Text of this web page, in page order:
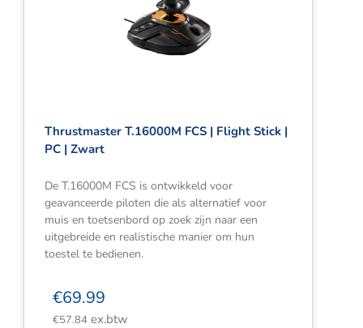
Thrustmaster T.16000M FCS | Flight Stick |
PC | Zwart
De T.16000M FCS is ontwikkeld voor
geavanceerde piloten die als alternatief voor
muis en toetsenbord op zoek zijn naar een
uitgebreide en realistische manier om hun
toestel te bedienen.
€69.99
€57.84 ex.btw